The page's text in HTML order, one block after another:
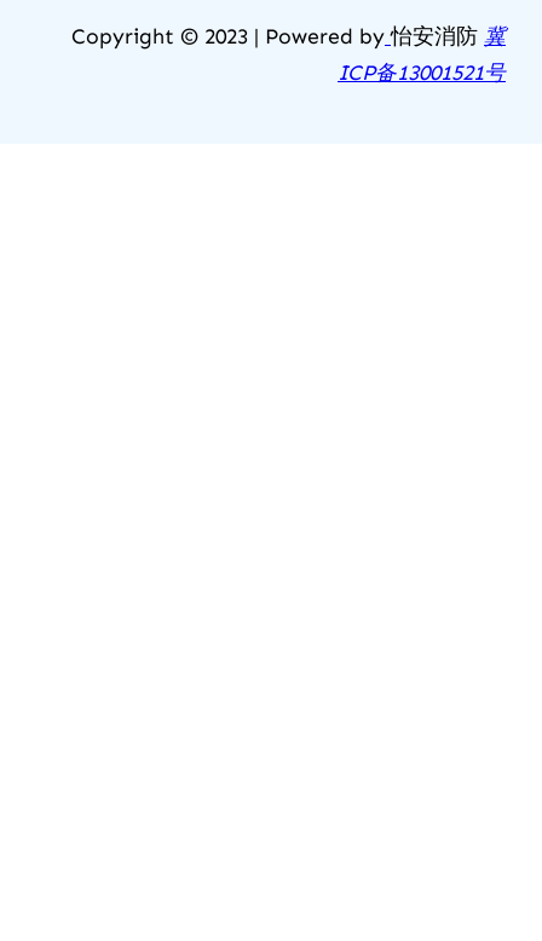
Copyright © 2023 | Powered by 怡安消防 冀
ICP备13001521号